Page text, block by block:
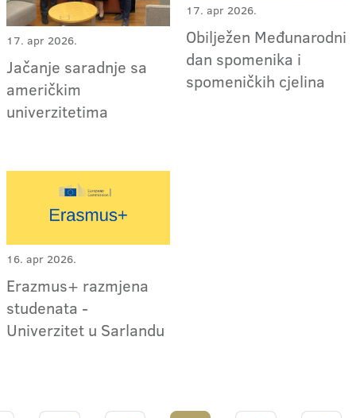
17. apr 2026.
Jačanje saradnje sa
američkim
univerzitetima
17. apr 2026.
Obilježen Međunarodni
dan spomenika i
spomeničkih cjelina
16. apr 2026.
Erazmus+ razmjena
studenata -
Univerzitet u Sarlandu